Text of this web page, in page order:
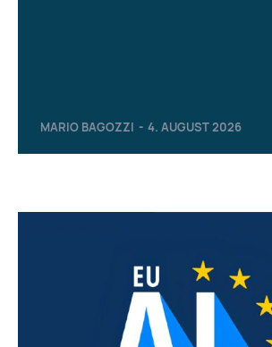
MARIO BAGOZZI - 4. AUGUST 2026